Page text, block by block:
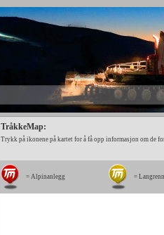
TråkkeMap:
Trykk på ikonene på kartet for å få opp informasjon om de
= Alpinanlegg =